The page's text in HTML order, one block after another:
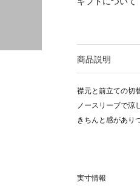
商品説明
襟元と前立ての切
ノースリーブで涼
きちんと感があり
実寸情報